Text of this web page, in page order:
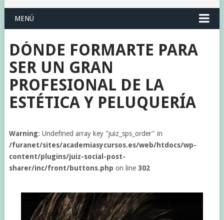
MENÚ
DÓNDE FORMARTE PARA
SER UN GRAN
PROFESIONAL DE LA
ESTÉTICA Y PELUQUERÍA
Warning: Undefined array key "juiz_sps_order" in
/furanet/sites/academiasycursos.es/web/htdocs/wp-
content/plugins/juiz-social-post-
sharer/inc/front/buttons.php on line 302